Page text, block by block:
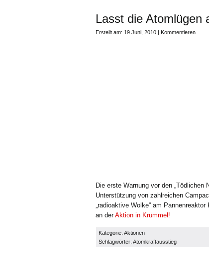
Lasst die Atomlügen
Erstellt am: 19 Juni, 2010 | Kommentieren
Die erste Warnung vor den
Unterstützung von zahlreichen
„radioaktive Wolke“ am
an derAktion in Krümmel!
Kategorie: Aktionen
Schlagwörter: Atomkraftausstieg